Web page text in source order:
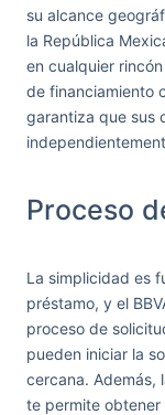
su alcance
la República
en cualquier
de financiamiento
garantiza que sus
Proceso
La simplicidad es
préstamo, y el
proceso de
pueden iniciar la
cercana. Además,
te permite obtener